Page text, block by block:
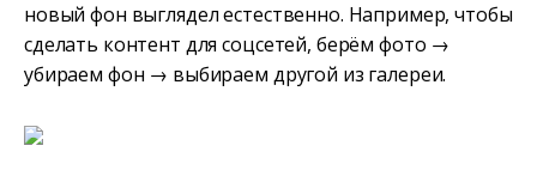
новый фон выглядел естественно. Например, чтобы
сделать контент для соцсетей, берём фото →
убираем фон → выбираем другой из галереи.